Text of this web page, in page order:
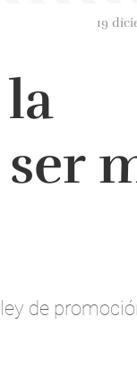
19
de